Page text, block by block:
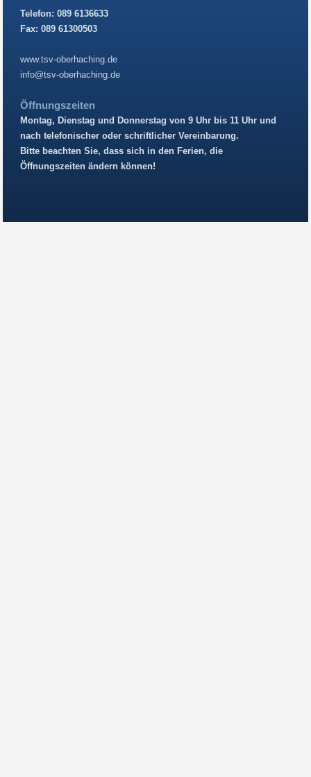
Telefon: 089 6136633
Fax: 089 61300503
www.tsv-oberhaching.de
info@tsv-oberhaching.de
Öffnungszeiten
Montag, Dienstag und Donnerstag von 9 Uhr bis 11 Uhr und
nach telefonischer oder schriftlicher Vereinbarung.
Bitte beachten Sie, dass sich in den Ferien, die
Öffnungszeiten ändern können!